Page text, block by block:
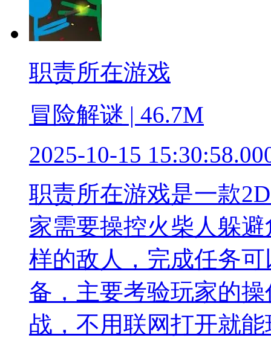
职责所在游戏
冒险解谜 | 46.7M
2025-10-15
职责所在游戏是一款
家需要操控火柴人躲
样的敌人，完成任务
备，主要考验玩家的
战，不用联网打开就